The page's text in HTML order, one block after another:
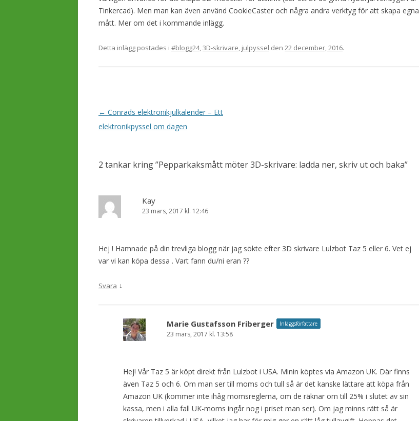
Tinkercad). Men man kan även använd CookieCaster och några andra verktyg för att skapa egna
mått. Mer om det i kommande inlägg.
Detta inlägg postades i #blogg24,3D-skrivare, julpyssel den 22 december, 2016.
I
n
g
s
n
e
← Conrads elektronikjulkalender – Ett
elektronikpyssel om dagen
2 tankar kring ”Pepparkaksmått möter 3D-skrivare: ladda ner, skriv ut och baka”
Kay
23 mars, 2017 kl. 12:46
Hej ! Hamnade på din trevliga blogg när jag sökte efter 3D skrivare Lulzbot Taz 5 eller 6. Vet ej
var vi kan köpa dessa . Vart fann du/ni eran ??
Svara ↓
Marie Gustafsson Friberger Inläggsförfattare
23 mars, 2017 kl. 13:58
Hej! Vår Taz 5 är köpt direkt från Lulzbot i USA. Minin köptes via Amazon UK. Där finns
även Taz 5 och 6. Om man ser till moms och tull så är det kanske lättare att köpa från
Amazon UK (kommer inte ihåg momsreglerna, om de räknar om till 25% i slutet av sin
kassa, men i alla fall UK-moms ingår nog i priset man ser). Om jag minns rätt så är